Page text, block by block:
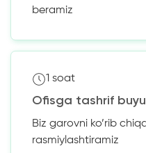
beramiz
1 soat
Ofisga tashrif
Biz garovni ko’rib
rasmiylashtiramiz